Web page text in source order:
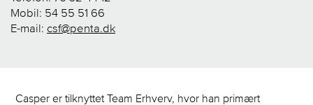
Mobil: 54 55 51 66
E-mail: csf@penta.dk
Casper er tilknyttet Team Erhverv, hvor han primært